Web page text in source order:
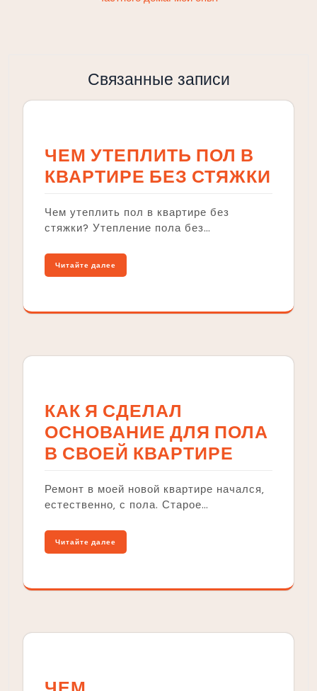
Связанные записи
ЧЕМ УТЕПЛИТЬ ПОЛ В
КВАРТИРЕ БЕЗ СТЯЖКИ
Чем утеплить пол в квартире без
стяжки? Утепление пола без…
Читайте далее
КАК Я СДЕЛАЛ
ОСНОВАНИЕ ДЛЯ ПОЛА
В СВОЕЙ КВАРТИРЕ
Ремонт в моей новой квартире начался‚
естественно‚ с пола. Старое…
Читайте далее